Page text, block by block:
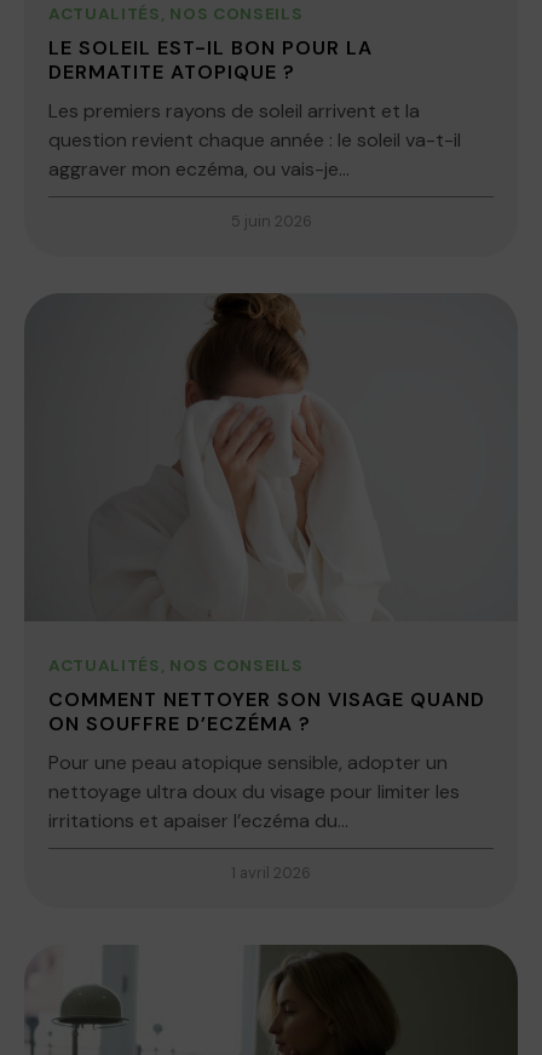
ACTUALITÉS, NOS CONSEILS
LE SOLEIL EST-IL BON POUR LA
DERMATITE ATOPIQUE ?
Les premiers rayons de soleil arrivent et la
question revient chaque année : le soleil va-t-il
aggraver mon eczéma, ou vais-je...
5 juin 2026
ACTUALITÉS, NOS CONSEILS
COMMENT NETTOYER SON VISAGE QUAND
ON SOUFFRE D’ECZÉMA ?
Pour une peau atopique sensible, adopter un
nettoyage ultra doux du visage pour limiter les
irritations et apaiser l’eczéma du...
1 avril 2026